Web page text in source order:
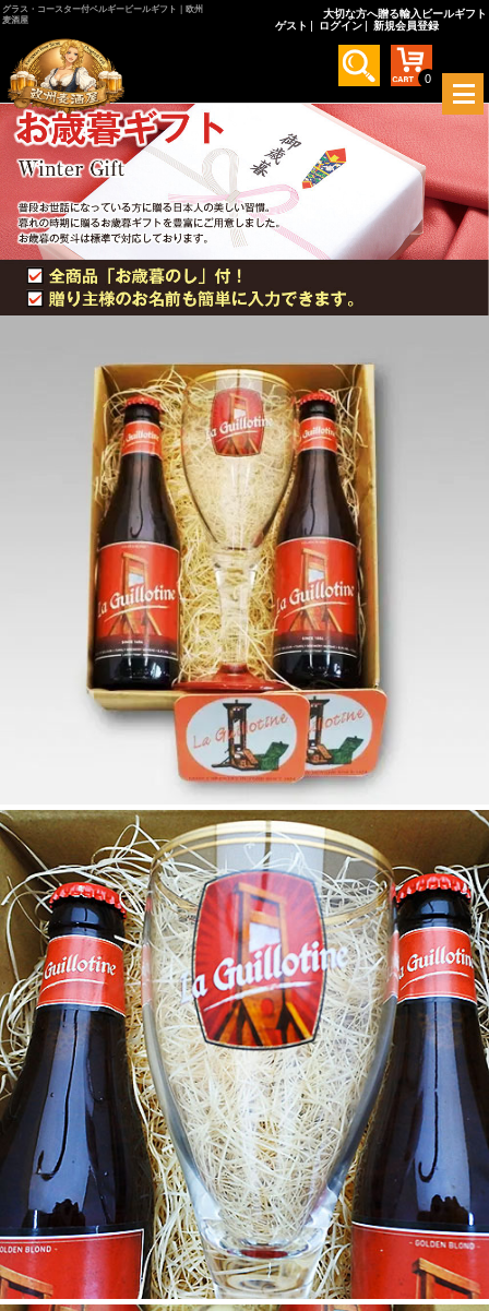
グラス・コースター付ベルギービールギフト｜欧州
麦酒屋
大切な方へ贈る輸入ビールギフト
ゲスト
ログイン 新規会員登録
0
メ
ニ
ュ
ー
を
開
く